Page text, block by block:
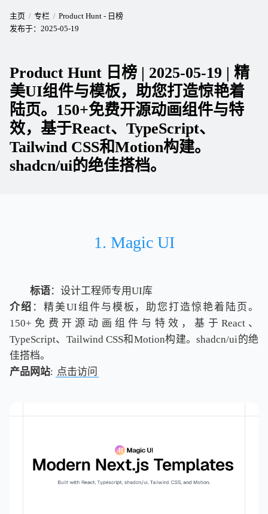
主页 专栏
Product Hunt - 日榜
发布于： 2025-05-19
Product Hunt 日榜 | 2025-05-19 | 精
美UI组件与模板，助您打造惊艳着
陆页。150+免费开源动画组件与特
效，基于React、TypeScript、
Tailwind CSS和Motion构建。
shadcn/ui的绝佳搭档。
1. Magic UI
标语：设计工程师专用UI库
介绍 ：精美UI组件与模板，助您打造惊艳着陆页。
150+免费开源动画组件与特效，基于React、
TypeScript、Tailwind CSS和Motion构建。shadcn/ui的绝
佳搭档。
产品网站: 点击访问